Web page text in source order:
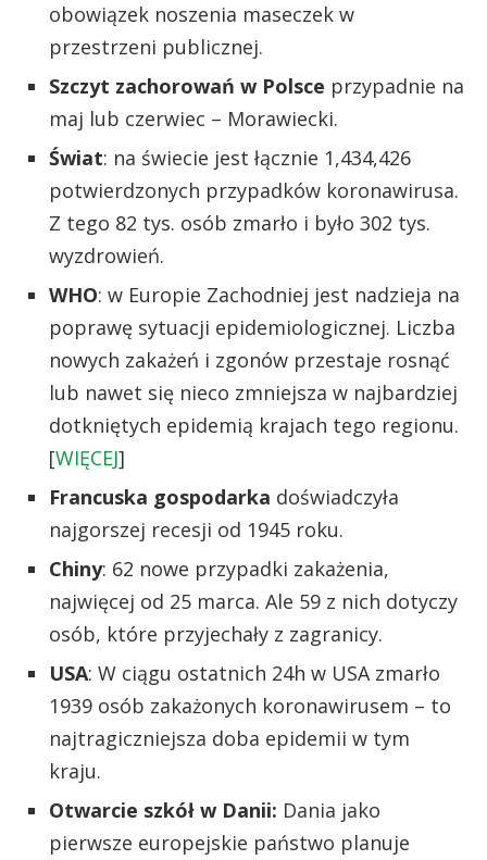
obowiązek noszenia maseczek w
przestrzeni publicznej.
Szczyt zachorowań w Polsce przypadnie na
maj lub czerwiec – Morawiecki.
Świat: na świecie jest łącznie 1,434,426
potwierdzonych przypadków koronawirusa.
Z tego 82 tys. osób zmarło i było 302 tys.
wyzdrowień.
WHO: w Europie Zachodniej jest nadzieja na
poprawę sytuacji epidemiologicznej. Liczba
nowych zakażeń i zgonów przestaje rosnąć
lub nawet się nieco zmniejsza w najbardziej
dotkniętych epidemią krajach tego regionu.
[WIĘCEJ]
Francuska gospodarka doświadczyła
najgorszej recesji od 1945 roku.
Chiny: 62 nowe przypadki zakażenia,
najwięcej od 25 marca. Ale 59 z nich dotyczy
osób, które przyjechały z zagranicy.
USA: W ciągu ostatnich 24h w USA zmarło
1939 osób zakażonych koronawirusem – to
najtragiczniejsza doba epidemii w tym
kraju.
Otwarcie szkół w Danii: Dania jako
pierwsze europejskie państwo planuje